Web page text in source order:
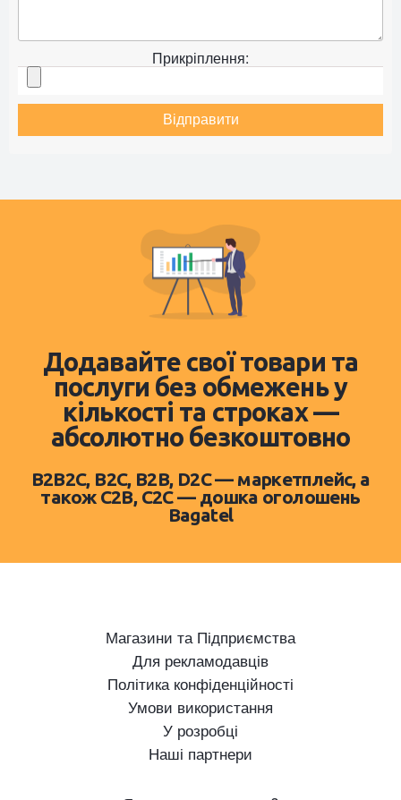
Прикріплення:
Відправити
Додавайте свої товари та
послуги без обмежень у
кількості та строках —
абсолютно безкоштовно
B2B2C, B2C, B2B, D2C — маркетплейс, а
також C2B, C2C — дошка оголошень
Bagatel
Магазини та Підприємства
Для рекламодавців
Політика конфіденційності
Умови використання
У розробці
Наші партнери